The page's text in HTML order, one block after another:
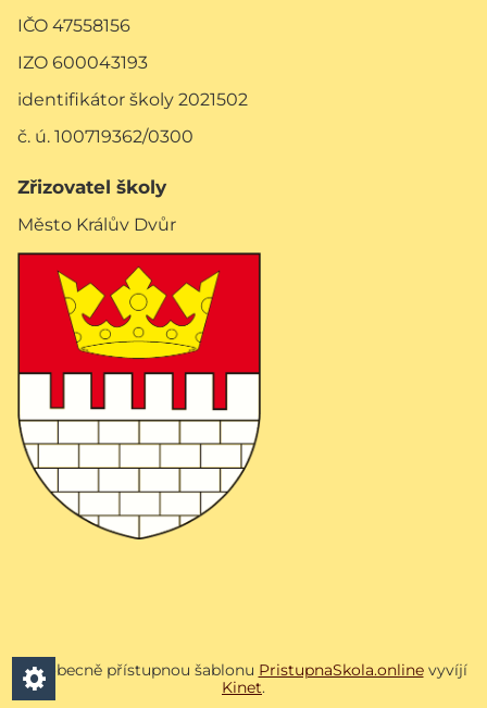
IČO 47558156
IZO 600043193
identifikátor školy 2021502
č. ú. 100719362/0300
Zřizovatel školy
Město Králův Dvůr
Všeobecně přístupnou šablonu PristupnaSkola.onlinevyvíjí
Kinet.